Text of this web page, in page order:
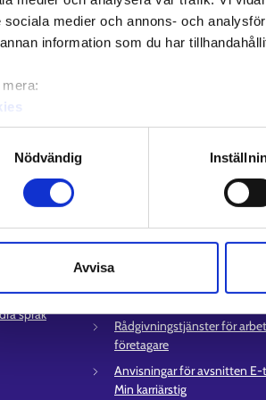
sociala medier och annons- och
information som du har
och behandling av
Nödvändig
Avvisa
språk
sysselsättningsområden
Rådgivningstjänster för
företagare
Anvisningar för avsnitten E-
Min karriärstig